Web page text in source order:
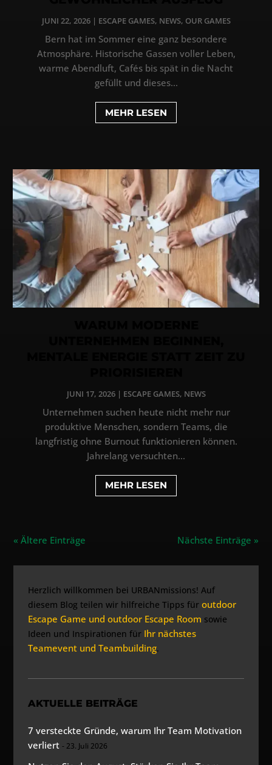
JUNI 22, 2026| ESCAPE GAMES, NEWS, OUR GAMES
Bern hat im Sommer eine ganz besondere
Atmosphäre. Historische Gassen voller Leben,
warme Abendluft, Cafés bis spät in die Nacht
gefüllt und dieses...
MEHR LESEN
JUNI 17, 2026| ESCAPE GAMES, NEWS
Unternehmen suchen heute nicht mehr nur
produktive Menschen, sondern Teams, die
langfristig ohne Burnout funktionieren können.
Jahrelang versuchten...
MEHR LESEN
« Ältere Einträge Nächste Einträge »
Herzlich willkommen bei URBANmissions! Auf
diesem Blog teilen wir hilfreiche Tipps füroutdoor
Escape Game und outdoor Escape Room sowie
Ideen und Inspirationen für Ihr nächstes
Teamevent und Teambuilding.
AKTUELLE BEITRÄGE
7 versteckte Gründe, warum Ihr Team Motivation
verliert
23. Juli 2026